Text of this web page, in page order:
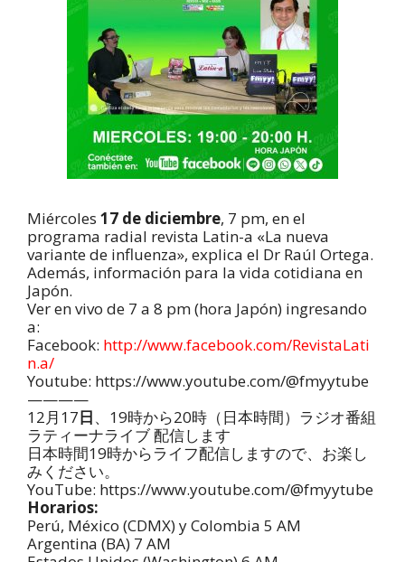
Miércoles 17 de diciembre, 7 pm, en el
programa radial revista Latin-a «La nueva
variante de influenza», explica el Dr Raúl Ortega.
Además, información para la vida cotidiana en
Japón.
Ver en vivo de 7 a 8 pm (hora Japón) ingresando
a:
Facebook: http://www.facebook.com/RevistaLati
n.a/
Youtube: https://www.youtube.com/@fmyytube
————
12月17日、19時から20時（日本時間）ラジオ番組
ラティーナライブ 配信します
日本時間19時からライフ配信しますので、お楽し
みください。
YouTube: https://www.youtube.com/@fmyytube
Horarios:
Perú, México (CDMX) y Colombia 5 AM
Argentina (BA) 7 AM